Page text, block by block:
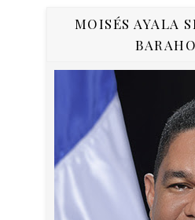
MOISÉS AYALA